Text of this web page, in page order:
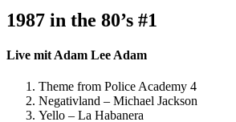
1987 in the 80’s #1
Live mit Adam Lee Adam
Theme from Police Academy 4
Negativland – Michael Jackson
Yello – La Habanera